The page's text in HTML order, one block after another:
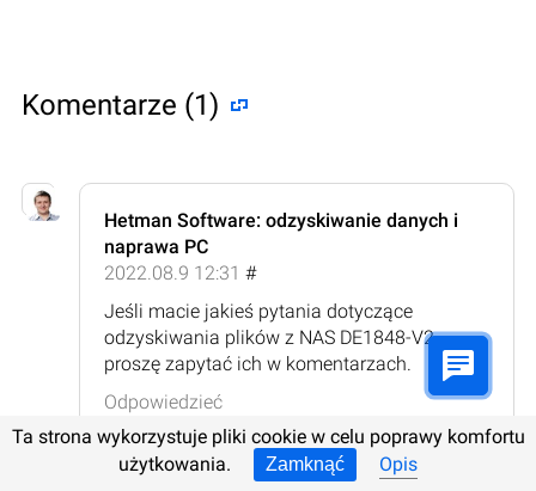
Komentarze (1)
Hetman Software: odzyskiwanie danych i
naprawa PC
2022.08.9 12:31 #
Jeśli macie jakieś pytania dotyczące
odzyskiwania plików z NAS DE1848-V2,
proszę zapytać ich w komentarzach.
Odpowiedzieć
Ta strona wykorzystuje pliki cookie w celu poprawy komfortu
użytkowania.
Zamknąć Opis